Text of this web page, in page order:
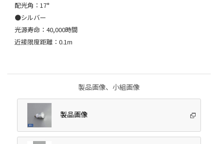
配光角：17°
●シルバー
光源寿命：40,000時間
近接限度距離：0.1m
製品画像、小組画像
製品画像